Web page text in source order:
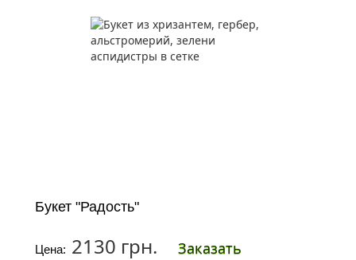
Букет "Радость"
Цена: 2130 грн. Заказать